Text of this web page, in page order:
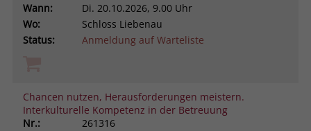
Wann:
Di. 20.10.2026, 9.00 Uhr
Wo:
Schloss Liebenau
Status:
Anmeldung auf Warteliste
Chancen nutzen, Herausforderungen meistern.
Interkulturelle Kompetenz in der Betreuung
Nr.:
261316